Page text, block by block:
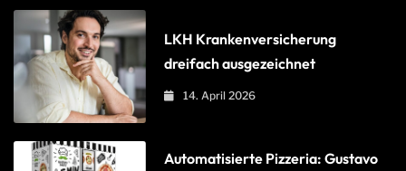
LKH Krankenversicherung
dreifach ausgezeichnet
14. April 2026
Automatisierte Pizzeria: Gustavo